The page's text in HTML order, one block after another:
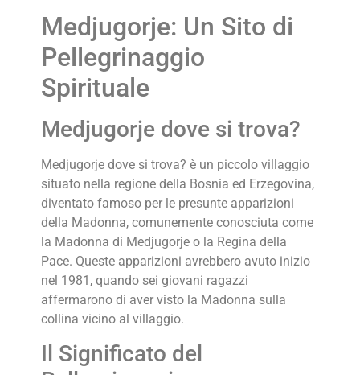
Medjugorje: Un Sito di
Pellegrinaggio
Spirituale
Medjugorje dove si trova?
Medjugorje dove si trova? è un piccolo villaggio
situato nella regione della Bosnia ed Erzegovina,
diventato famoso per le presunte apparizioni
della Madonna, comunemente conosciuta come
la Madonna di Medjugorje o la Regina della
Pace. Queste apparizioni avrebbero avuto inizio
nel 1981, quando sei giovani ragazzi
affermarono di aver visto la Madonna sulla
collina vicino al villaggio.
Il Significato del